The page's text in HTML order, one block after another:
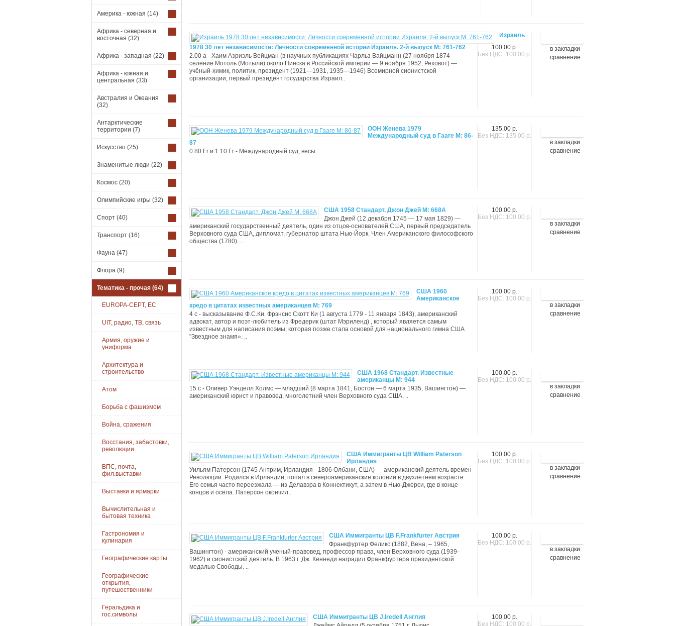
Америка - южная (14)
Африка - северная и
восточная (32)
Африка - западная (22)
Африка - южная и
центральная (33)
Австралия и Океания
(32)
Антарктические
территории (7)
Искусство (25)
Знаменитые люди (22)
Космос (20)
Олимпийские игры (32)
Спорт (40)
Транспорт (16)
Фауна (47)
Флора (9)
Тематика - прочая (64)
EUROPA-CEPT, EC
UIT, радио, ТВ, связь
Армия, оружие и
униформа
Архитектура и
строительство
Атом
Борьба с фашизмом
Война, сражения
Восстания, забастовки,
революции
ВПС, почта,
фил.выставки
Выставки и ярмарки
Вычислительная и
бытовая техника
Гастрономия и
кулинария
Географические карты
Географические
открытия,
путешественники
Геральдика и
гос.символы
в закладки
сравнение
100.00 р.
Без НДС: 100.00 р.
Израиль
1978 30 лет независимости: Личности современной истории Израиля. 2-й выпуск М: 761-762
2.00 a - Хаим Азриэль Вейцман (в научных публикациях Чарльз Вайцманн (27 ноября 1874
селение Мотоль (Мотыли) около Пинска в Российской империи — 9 ноября 1952, Реховот) —
учёный-химик, политик, президент (1921—1931, 1935—1946) Всемирной сионистской
организации, первый президент государства Израил..
в закладки
сравнение
135.00 р.
Без НДС: 135.00 р.
ООН Женева 1979
Международный суд в Гааге М: 86-
87
0.80 Fr и 1.10 Fr - Международный суд, весы ..
в закладки
сравнение
100.00 р.
Без НДС: 100.00 р.
США 1958 Стандарт. Джон Джей М: 668A
Джон Джей (12 декабря 1745 — 17 мая 1829) —
американский государственный деятель, один из отцов-основателей США, первый председатель
Верховного суда США, дипломат, губернатор штата Нью-Йорк. Член Американского философского
общества (1780). ..
в закладки
сравнение
100.00 р.
Без НДС: 100.00 р.
США 1960
Американское
кредо в цитатах известных американцев М: 769
4 с - высказывание Ф.С.Ки. Фрэнсис Скотт Ки (1 августа 1779 - 11 января 1843), американский
адвокат, автор и поэт-любитель из Фредерик (штат Мэриленд) , который является самым
известным для написания поэмы, которая позже стала основой для национального гимна США
"Звездное знамя». ..
в закладки
сравнение
100.00 р.
Без НДС: 100.00 р.
США 1968 Стандарт. Известные
американцы М: 944
15 c - Оливер Уэнделл Холмс — младший (8 марта 1841, Бостон — 6 марта 1935, Вашингтон) —
американский юрист и правовед, многолетний член Верховного суда США. ..
в закладки
сравнение
100.00 р.
Без НДС: 100.00 р.
США Иммигранты ЦВ William Paterson
Ирландия
Уильям Патерсон (1745 Антрим, Ирландия - 1806 Олбани, США) — американский деятель времен
Революции. Pодился в Ирландии, попал в североамериканские колонии в двухлетнем возрасте.
Его семья часто переезжала — из Делавэра в Коннектикут, а затем в Нью-Джерси, где в конце
концов и осела. Патерсон окончил..
в закладки
сравнение
100.00 р.
Без НДС: 100.00 р.
США Иммигранты ЦВ F.Frankfurter Австрия
Франкфуртер Феликс (1882, Вена, – 1965,
Вашингтон) - американский ученый-правовед, профессор права, член Верховного суда (1939-
1962) и сионистский деятель. В 1963 г. Дж. Кеннеди наградил Франкфуртера президентской
медалью Свободы. ..
100.00 р.
Без НДС: 100.00 р.
США Иммигранты ЦВ J.Iredell Англия